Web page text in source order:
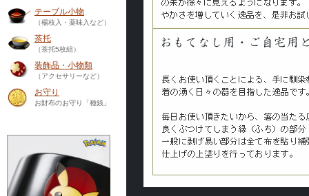
テーブル小物
（楊枝入・薬味入など）
茶托
（茶托5枚組）
装飾品・小物類
（アクセサリーなど）
お守り
お財布のお守り「種銭」